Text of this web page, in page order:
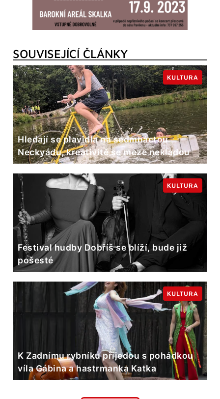
SOUVISEJÍCÍ ČLÁNKY
Hledají se plavidla na sedmnáctou
Neckyádu, kreativitě se meze nekladou
KULTURA
Festival hudby Dobříš se blíží, bude již
pošesté
KULTURA
K Zadnímu rybníku přijedou s pohádkou
víla Gábina a hastrmanka Katka
KULTURA